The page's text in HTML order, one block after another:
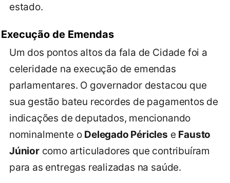
estado.
Execução de Emendas
Um dos pontos altos da fala de Cidade foi a
celeridade na execução de emendas
parlamentares. O governador destacou que
sua gestão bateu recordes de pagamentos de
indicações de deputados, mencionando
nominalmente o Delegado Péricles e Fausto
Júniorcomo articuladores que contribuíram
para as entregas realizadas na saúde.